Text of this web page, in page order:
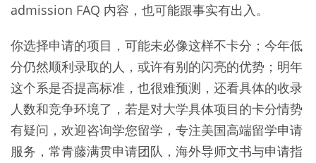
admission FAQ 内容，也可能跟事实有出入。
你选择申请的项目，可能未必像这样不卡分；今年低
分仍然顺利录取的人，或许有别的闪亮的优势；明年
这个系是否提高标准，也很难预测，还看具体的收录
人数和竞争环境了，若是对大学具体项目的卡分情势
有疑问，欢迎咨询学您留学，专注美国高端留学申请
服务，常青藤满贯申请团队，海外导师文书与申请指